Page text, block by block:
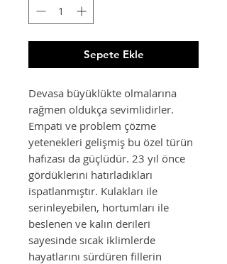
Sepete Ekle
Devasa büyüklükte olmalarına
rağmen oldukça sevimlidirler.
Empati ve problem çözme
yetenekleri gelişmiş bu özel türün
hafızası da güçlüdür. 23 yıl önce
gördüklerini hatırladıkları
ispatlanmıştır. Kulakları ile
serinleyebilen, hortumları ile
beslenen ve kalın derileri
sayesinde sıcak iklimlerde
hayatlarını sürdüren fillerin